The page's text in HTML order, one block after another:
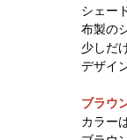
シェー
布製の
少しだ
デザイ
ブラウ
カラー